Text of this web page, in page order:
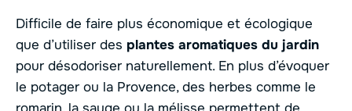
Difficile de faire plus économique et écologique
que d’utiliser des plantes aromatiques du jardin
pour désodoriser naturellement. En plus d’évoquer
le potager ou la Provence, des herbes comme le